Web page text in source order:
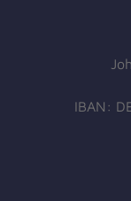
IBAN: